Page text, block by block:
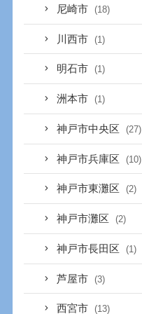
尼崎市 (18)
川西市 (1)
明石市 (1)
洲本市 (1)
神戸市中央区 (27)
神戸市兵庫区 (10)
神戸市東灘区 (2)
神戸市灘区 (2)
神戸市長田区 (1)
芦屋市 (3)
西宮市 (13)